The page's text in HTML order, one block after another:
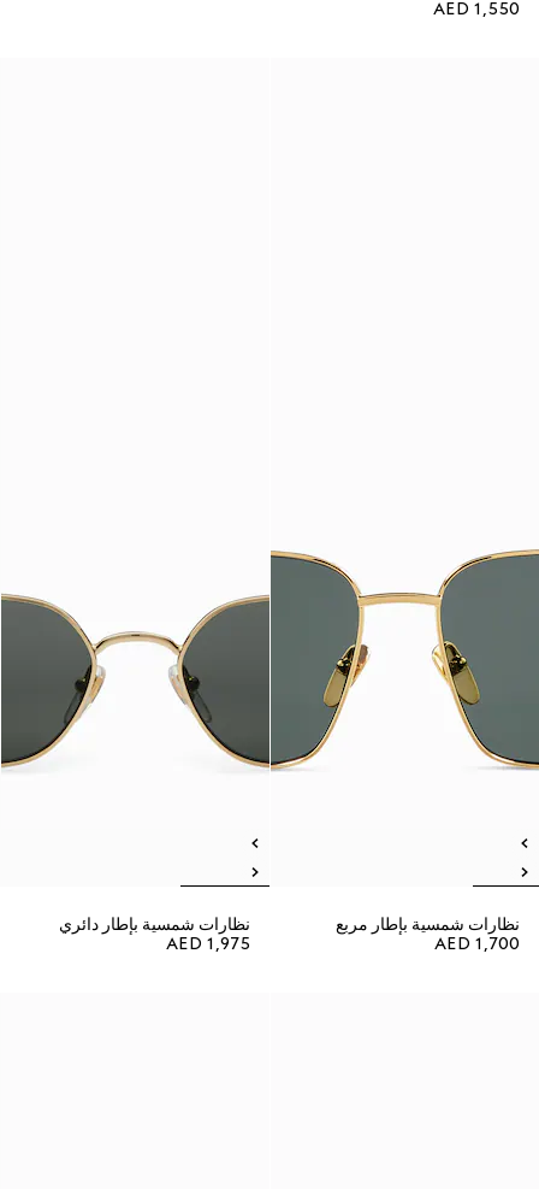
AED 1,550
نظارات شمسية بإطار مربع
AED 1,700
نظارات شمسية بإطار دائري
AED 1,975